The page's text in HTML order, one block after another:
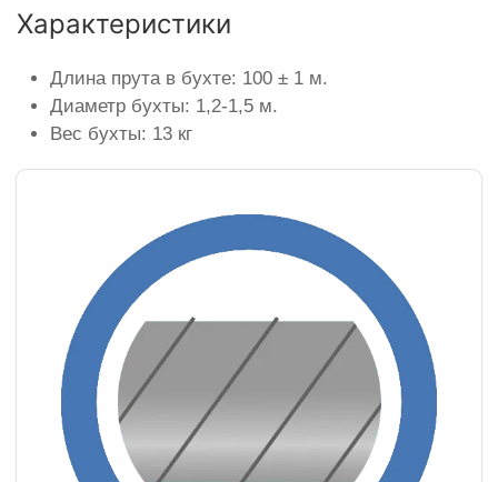
Характеристики
Длина прута в бухте: 100 ± 1 м.
Диаметр бухты: 1,2-1,5 м.
Вес бухты: 13 кг